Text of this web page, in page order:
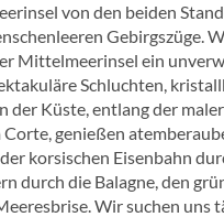
von den beiden
Gebirgszüge.
Mittelmeerinsel ein
Schluchten,
der Küste, entlang der
genießen
korsischen Eisenbahn
durch die Balagne, den
Wir suchen